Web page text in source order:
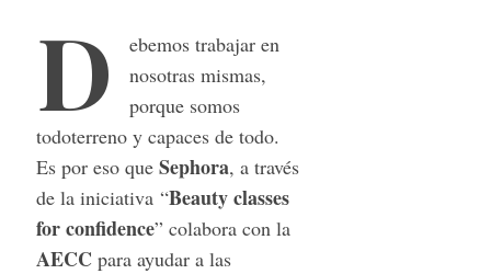
D
ebemos trabajar en
nosotras mismas,
porque somos
todoterreno y capaces de todo.
Es por eso que Sephora, a través
de la iniciativa “Beauty classes
for confidence” colabora con la
AECC para ayudar a las